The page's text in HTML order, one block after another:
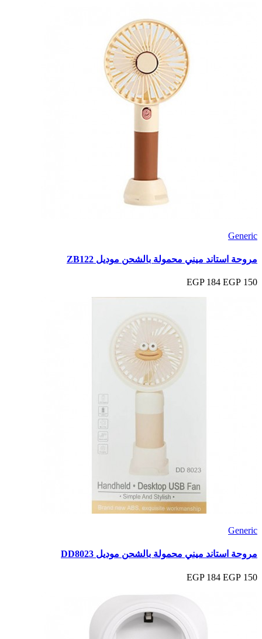
Generic
مروحة استاند ميني محمولة بالشحن موديل ZB122
150 EGP
184 EGP
Generic
مروحة استاند ميني محمولة بالشحن موديل DD8023
150 EGP
184 EGP